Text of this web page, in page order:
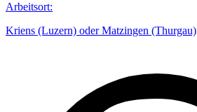
Arbeitsort:
Kriens (Luzern) oder Matzingen (Thurgau)